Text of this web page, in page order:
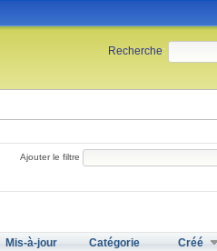
Recherche:
Ajouter le filtre
Mis-à-jour Catégorie
Créé